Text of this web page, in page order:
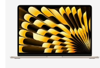
تماس بگیرید